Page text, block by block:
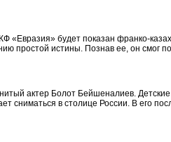
«Евразия» будет показан франко-
простой истины. Познав ее, он смог
актер Болот Бейшеналиев.
в столице России. В его